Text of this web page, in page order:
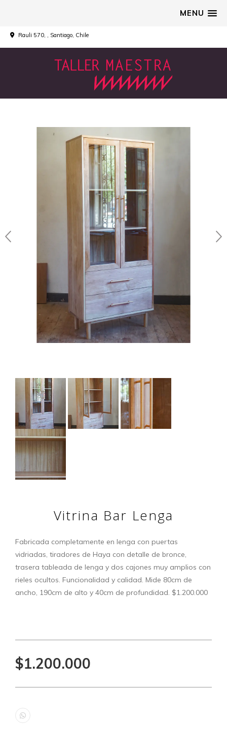
MENU
Rauli 570, , Santiago, Chile
Vitrina Bar Lenga
Fabricada completamente en lenga con puertas
vidriadas, tiradores de Haya con detalle de bronce,
trasera tableada de lenga y dos cajones muy amplios con
rieles ocultos. Funcionalidad y calidad. Mide 80cm de
ancho, 190cm de alto y 40cm de profundidad. $1.200.000
$1.200.000